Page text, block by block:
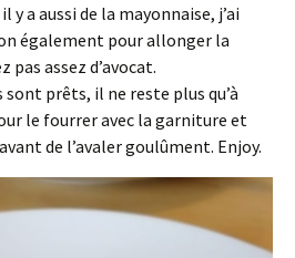
a aussi de la mayonnaise, j’ai
également pour allonger la
pas assez d’avocat.
prêts, il ne reste plus qu’à
le fourrer avec la garniture et
de l’avaler goulûment. Enjoy.